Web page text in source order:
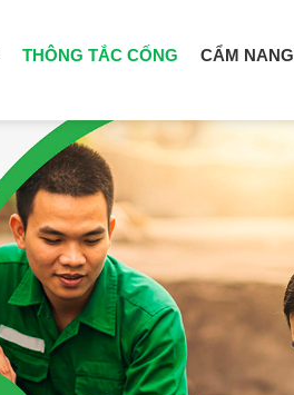
THÔNG TẮC CỐNG CẨM NANG